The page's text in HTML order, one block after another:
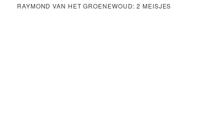
RAYMOND VAN HET GROENEWOUD: 2 MEISJES